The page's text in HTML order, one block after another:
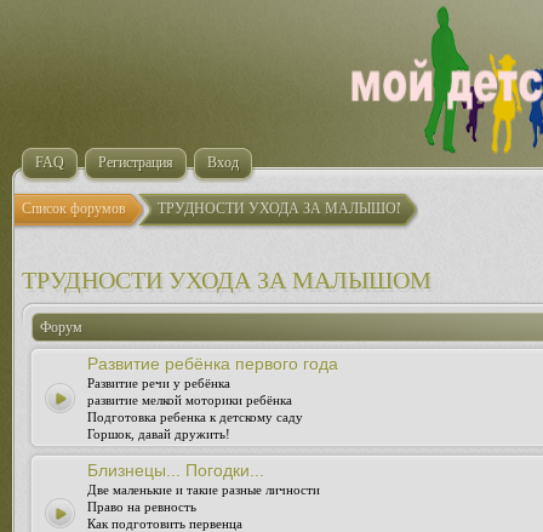
FAQ Регистрация Вход
Список форумов ТРУДНОСТИ УХОДА ЗА МАЛЫШОМ
ТРУДНОСТИ УХОДА ЗА МАЛЫШОМ
Форум
Развитие ребёнка первого года
Развитие речи у ребёнка
развитие мелкой моторики ребёнка
Подготовка ребенка к детскому саду
Горшок, давай дружить!
Близнецы... Погодки...
Две маленькие и такие разные личности
Право на ревность
Как подготовить первенца